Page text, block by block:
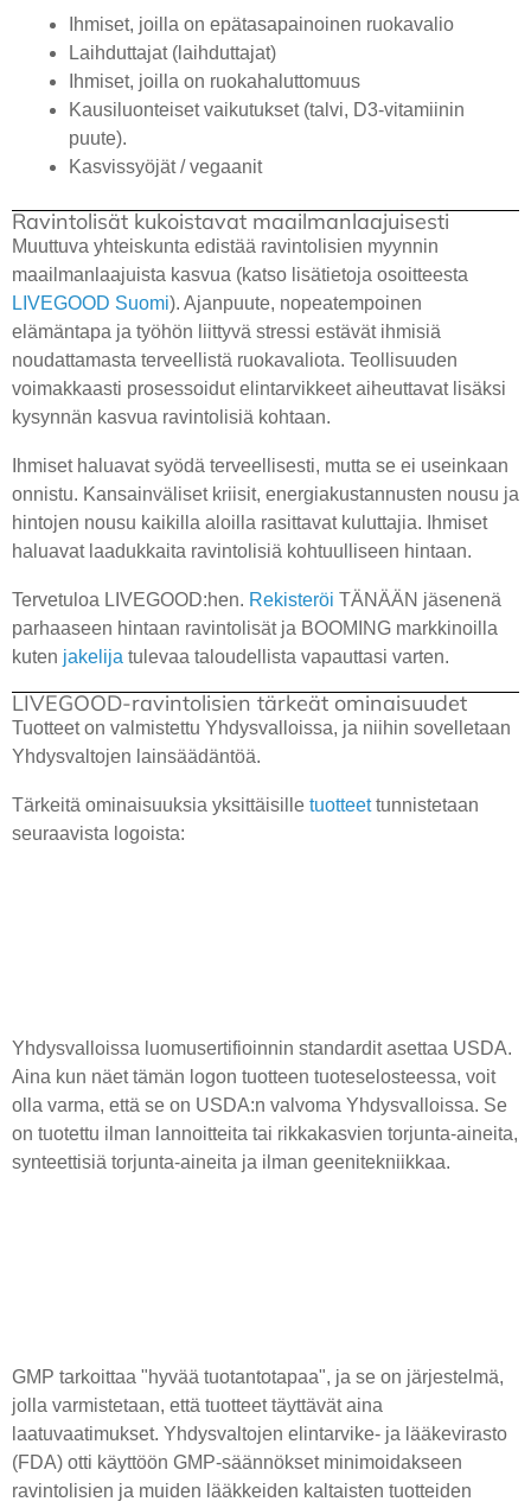
Ihmiset, joilla on epätasapainoinen ruokavalio
Laihduttajat (laihduttajat)
Ihmiset, joilla on ruokahaluttomuus
Kausiluonteiset vaikutukset (talvi, D3-vitamiinin
puute).
Kasvissyöjät / vegaanit
Ravintolisät kukoistavat maailmanlaajuisesti
Muuttuva yhteiskunta edistää ravintolisien myynnin
maailmanlaajuista kasvua (katso lisätietoja osoitteesta
LIVEGOOD Suomi). Ajanpuute, nopeatempoinen
elämäntapa ja työhön liittyvä stressi estävät ihmisiä
noudattamasta terveellistä ruokavaliota. Teollisuuden
voimakkaasti prosessoidut elintarvikkeet aiheuttavat lisäksi
kysynnän kasvua ravintolisiä kohtaan.
Ihmiset haluavat syödä terveellisesti, mutta se ei useinkaan
onnistu. Kansainväliset kriisit, energiakustannusten nousu ja
hintojen nousu kaikilla aloilla rasittavat kuluttajia. Ihmiset
haluavat laadukkaita ravintolisiä kohtuulliseen hintaan.
Tervetuloa LIVEGOOD:hen. Rekisteröi TÄNÄÄN jäsenenä
parhaaseen hintaan ravintolisät ja BOOMING markkinoilla
kuten jakelija tulevaa taloudellista vapauttasi varten.
LIVEGOOD-ravintolisien tärkeät ominaisuudet
Tuotteet on valmistettu Yhdysvalloissa, ja niihin sovelletaan
Yhdysvaltojen lainsäädäntöä.
Tärkeitä ominaisuuksia yksittäisille tuotteettunnistetaan
seuraavista logoista:
Yhdysvalloissa luomusertifioinnin standardit asettaa USDA.
Aina kun näet tämän logon tuotteen tuoteselosteessa, voit
olla varma, että se on USDA:n valvoma Yhdysvalloissa. Se
on tuotettu ilman lannoitteita tai rikkakasvien torjunta-aineita,
synteettisiä torjunta-aineita ja ilman geenitekniikkaa.
GMP tarkoittaa "hyvää tuotantotapaa", ja se on järjestelmä,
jolla varmistetaan, että tuotteet täyttävät aina
laatuvaatimukset. Yhdysvaltojen elintarvike- ja lääkevirasto
(FDA) otti käyttöön GMP-säännökset minimoidakseen
ravintolisien ja muiden lääkkeiden kaltaisten tuotteiden